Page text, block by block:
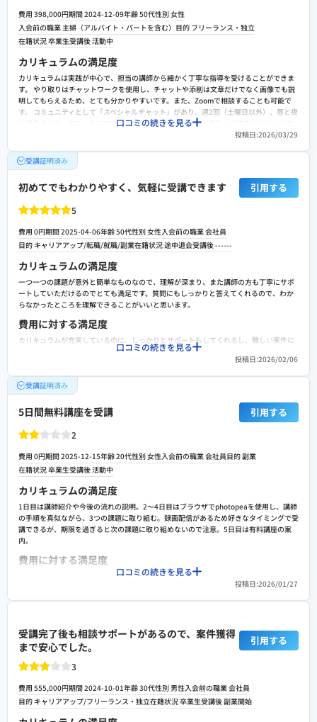
費用。生徒数が増えサポート数が必要だとは思うが、追加講習に必要な費用も１回
3000~7000円くらいで尻込みしてしまう。費用面をHPに記載していないのも、不信感に
繋がるとは思う。ただ、いい講師の先生をマッチングしてくれて感謝しています。
検討者向けにおすすめポイント
費用さえ覚悟を決めたら、サポートしてくださる講師の先生や共に頑張っている生徒が
見えて頑張りやすいとは思います。WEBデザインを勉強したらグラフィックも学びたく
なるとは思います。
費用 398,000円期間 2024-12-09年齢 50代性別 女性
入会前の職業 主婦（アルバイト・パートを含む） 目的 フリーランス・独立
在籍状況 卒業生受講後 活動中
カリキュラムの満足度
カリキュラムは実践が中心で、担当の講師から細かく丁寧な指導を受けることができま
す。 やり取りはチャットワークを使用し、チャットや添削は文章だけでなく画像でも説
明してもらえるため、とても分かりやすいです。また、Zoomで相談することも可能で
す。 コミュニティとして「スペシャルチャット」があり、週2回（土曜日以外）、昼と夜
に開催されています。そこでは講師や受講生同士で、相談・添削・交流を行うことがで
きます。 サポート内容については、案件紹介はほとんどありませんが、自分で独り立ち
（長期的な支援）も受けられます。そのため、全体として満足しています。
料金は比較的高めだと思いますが、カリキュラムの内容や講師の満足度、サポート体制
を考えると納得できると感じています。 卒業後もデザインに関する相談や、分からない
こと・困ったことがあった際にいつでも相談できる環境があるのは、とても心強いで
す。 本気で頑張りたい人にとっては、決して高すぎる価格ではないのではないかと思い
ます。
案件の紹介は保証されていませんが、就職用の職務経歴書の添削は受けられると思いま
す。 また、ココナラ出品に関しても、細かいチェックやサポートをしてもらえます。 お
客様の作り方についてのアドバイスも幅広く受けられますし、本人の独立に向けたサポ
ートや助言も充実していると思います。
スクールへの改善ポイント
全体的に満足度は高いですが、案件紹介や転職・副業支援の機会がもう少し充実する
と、より未来への安心感につながると思います。どこの学校でも同じだと思いますが、
先生によって教え方の個人差が少しあるように思うのでもっと統一していただけるとい
いと思いました。
検討者向けにおすすめポイント
実践中心のカリキュラムで、講師から丁寧な添削・指導が受けられる点が魅力です。チ
ャットやZoomでの相談、コミュニティでの交流も充実しており、学びやすい環境が整っ
ています。案件紹介はほとんどないものの、独立に向けたサポートや継続的な相談体制
口コミの続きを見る
投稿日:2026/03/29
受講証明済み
初めてでもわかりやすく、気軽に受講できます 引用する
5
費用 0円期間 2025-04-06年齢 50代性別 女性入会前の職業 会社員
目的 キャリアアップ/転職/就職/副業在籍状況 途中退会受講後 ------
カリキュラムの満足度
一つ一つの課題が意外と簡単なものなので、理解が深まり、また講師の方も丁寧にサポ
ートしていただけるのでとても満足です。質問にもしっかりと答えてくれるので、わか
らなかったところを理解できることがいいと思います。
費用に対する満足度
カリキュラムが充実しているのに、しっかりとサポートもしてくれるし、難しい案件に
対しても、対応できるような体制を講師の先生たちが作ってくれているのにこの値段
で！という感じでうれしい。さらには同じ仲間たちともコミュニケーションをとれるよ
うにしていたでけているのもよい。
転職や就職/副業・独立サポートの満足度
これから転職をする人にとっては安心できる体制を作ってくれている。フリーでやって
いくに対しての不安もすぐに乗ってくれる体制を作っているので、安心して講師の方た
ちにお願いすることができる。困ったときにはいつでも相談できるなども魅力の一つだ
スクールへの改善ポイント
カリキュラムはいいのですが、転職に利用できるのか、また副業としてやっていくにも
不安材料はたくさんあり、イメージが付きにくい気はする。便利なツールがたくさんあ
るので、それを利用するのはいいが、なかなか慣れない作業にコツをつかむまでの安心
感があるといいのではと思う
検討者向けにおすすめポイント
出来上がると自信がつくので。
口コミの続きを見る
投稿日:2026/02/06
受講証明済み
5日間無料講座を受講 引用する
2
費用 0円期間 2025-12-15年齢 20代性別 女性入会前の職業 会社員目的 副業
在籍状況 卒業生受講後 活動中
カリキュラムの満足度
1日目は講師紹介や今後の流れの説明。2〜4日目はブラウザでphotopeaを使用し、講師
の手順を真似ながら、3つの課題に取り組む。録画配信があるため好きなタイミングで受
講できるが、期限を過ぎると次の課題に取り組めないので注意。5日目は有料講座の案
内。
費用に対する満足度
無料でwebデザインの体験ができた。ただし、デザインのスキルを身につけるというよ
りは、課題を通してphotopeaの基本的な使い方を学んだかんじ。本格的にwebデザイン
をやりたい人向けには有料講座の案内あり。
当然ではあるが無料講座時点での転職や就職/副業・独立サポートは特になし。webデザ
イナーの需要や案件および案件獲得の方法、働き方の例についての紹介はあった。無料
た。
スクールへの改善ポイント
スクール自体への改善ポイントは特になし。ただ受講期間中、オープンチャットで受講
口コミの続きを見る
投稿日:2026/01/27
受講完了後も相談サポートがあるので、案件獲得
まで安心でした。
引用する
3
費用 555,000円期間 2024-10-01年齢 30代性別 男性入会前の職業 会社員
目的 キャリアアップ/フリーランス・独立在籍状況 卒業生受講後 副業開始